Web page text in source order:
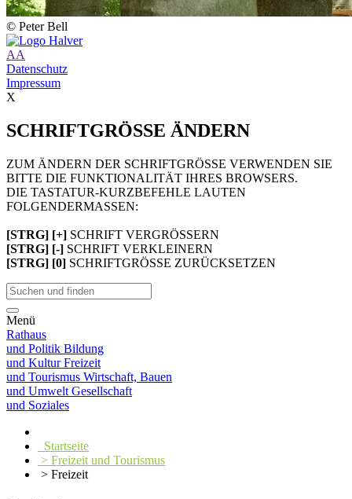
© Peter Bell
AA
Datenschutz
Impressum
X
SCHRIFTGRÖSSE ÄNDERN
ZUM ÄNDERN DER SCHRIFTGRÖSSE VERWENDEN SIE
BITTE DIE FUNKTIONALITÄT IHRES BROWSERS.
DIE TASTATUR-KURZBEFEHLE LAUTEN
FOLGENDERMASSEN:
[STRG] [+] SCHRIFT VERGRÖSSERN
[STRG] [-] SCHRIFT VERKLEINERN
[STRG] [0] SCHRIFTGRÖSSE ZURÜCKSETZEN
Menü
Rathaus
und Politik Bildung
und KulturFreizeit
und Tourismus Wirtschaft, Bauen
und Umwelt Gesellschaft
und Soziales
Startseite
> Freizeit und Tourismus
> Freizeit